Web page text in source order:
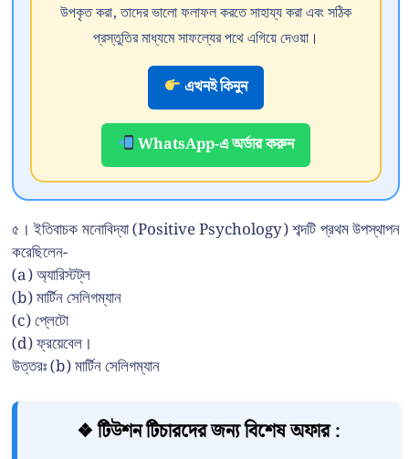
উপকৃত করা, তাদের ভালো ফলাফল করতে সাহায্য করা এবং সঠিক
প্রস্তুতির মাধ্যমে সাফল্যের পথে এগিয়ে দেওয়া।
এখনই কিনুন
WhatsApp-এ অর্ডার করুন
৫। ইতিবাচক মনোবিদ্যা (Positive Psychology) শব্দটি প্রথম উপস্থাপন
করেছিলেন-
(a) অ্যারিস্টট্ল
(b) মার্টিন সেলিগম্যান
(c) প্লেটো
(d) ফ্রয়েবেল।
উত্তরঃ (b) মার্টিন সেলিগম্যান
❖ টিউশন টিচারদের জন্য বিশেষ অফার :